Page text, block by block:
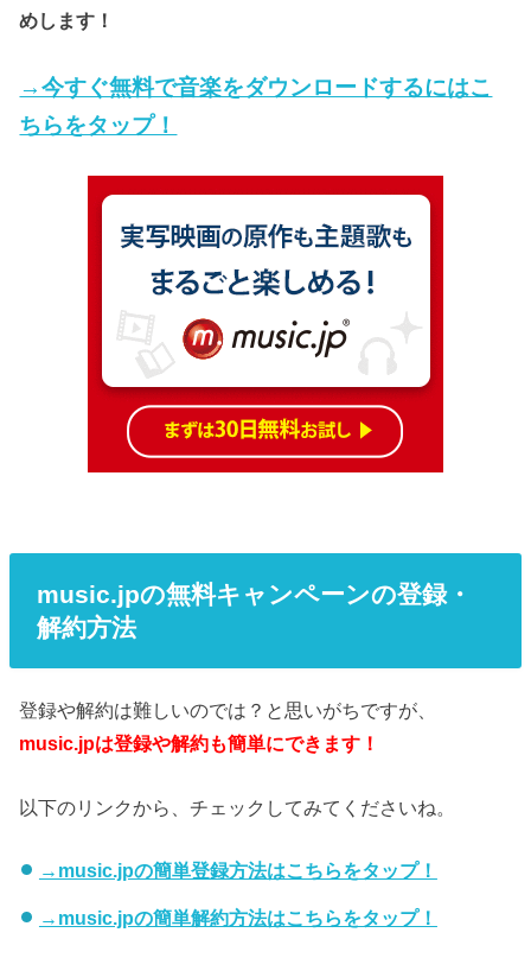
めします！
→今すぐ無料で音楽をダウンロードするにはこ
ちらをタップ！
music.jpの無料キャンペーンの登録・
解約方法
登録や解約は難しいのでは？と思いがちですが、
music.jpは登録や解約も簡単にできます！
以下のリンクから、チェックしてみてくださいね。
→music.jpの簡単登録方法はこちらをタップ！
→music.jpの簡単解約方法はこちらをタップ！